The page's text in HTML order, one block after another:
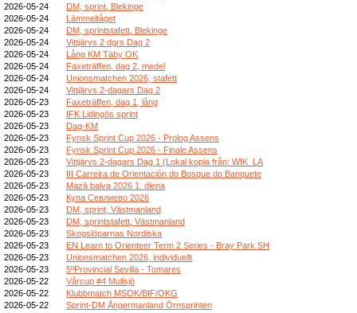
2026-05-24
DM, sprint, Blekinge
2026-05-24
Lämmeltåget
2026-05-24
DM, sprintstafett, Blekinge
2026-05-24
Vittjärvs 2 dgrs Dag 2
2026-05-24
Lång KM Täby OK
2026-05-24
Faxeträffen, dag 2, medel
2026-05-24
Unionsmatchen 2026, stafett
2026-05-24
Vittjärvs 2-dagars Dag 2
2026-05-23
Faxeträffen, dag 1, lång
2026-05-23
IFK Lidingös sprint
2026-05-23
Dag-KM
2026-05-23
Fynsk Sprint Cup 2026 - Prolog Assens
2026-05-23
Fynsk Sprint Cup 2026 - Finale Assens
2026-05-23
Vittjärvs 2-dagars Dag 1 (Lokal kopia från: WIK_LA
2026-05-23
III Carreira de Orientación do Bosque do Banquete
2026-05-23
Mazā balva 2026 1. diena
2026-05-23
Купа Севлиево 2026
2026-05-23
DM, sprint, Västmanland
2026-05-23
DM, sprintstafett, Västmanland
2026-05-23
Skogslöparnas Nordiska
2026-05-23
EN Learn to Orienteer Term 2 Series - Bray Park SH
2026-05-23
Unionsmatchen 2026, individuellt
2026-05-23
5ºProvincial Sevilla - Tomares
2026-05-22
Vårcup #4 Mullsjö
2026-05-22
Klubbmatch MSOK/BIF/OKG
2026-05-22
Sprint-DM Ångermanland Örnsprinten